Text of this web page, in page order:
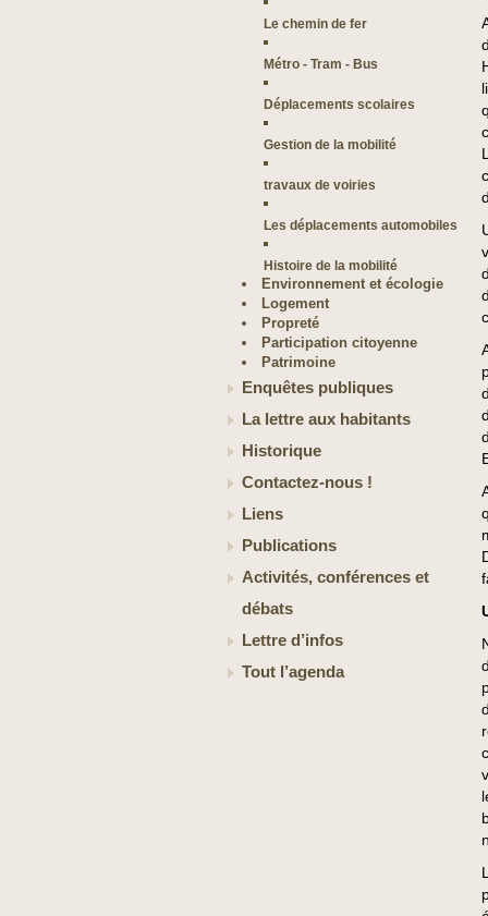
Le chemin de fer
Métro - Tram - Bus
Déplacements scolaires
Gestion de la mobilité
travaux de voiries
Les déplacements automobiles
Histoire de la mobilité
Environnement et écologie
Logement
Propreté
Participation citoyenne
Patrimoine
Enquêtes publiques
La lettre aux habitants
Historique
Contactez-nous !
Liens
Publications
Activités, conférences et
débats
Lettre d’infos
Tout l’agenda